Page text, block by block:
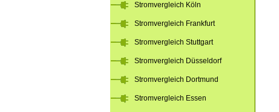
Stromvergleich Köln
Stromvergleich Frankfurt
Stromvergleich Stuttgart
Stromvergleich Düsseldorf
Stromvergleich Dortmund
Stromvergleich Essen